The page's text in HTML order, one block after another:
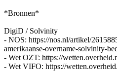
*Bronnen*
DigiD / Solvinity
- NOS: https://nos.nl/artikel/
amerikaanse-overname-solvinity-
- Wet OZT: https://
- Wet VIFO: https://